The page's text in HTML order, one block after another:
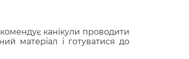
канікули проводити
матеріал і готуватися до